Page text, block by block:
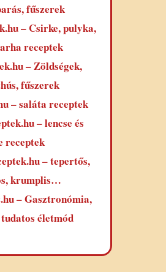
fűszerek
– Csirke, pulyka,
receptek
– Zöldségek,
fűszerek
– saláta receptek
– lencse és
receptek
– tepertős,
krumplis…
– Gasztronómia,
tudatos életmód